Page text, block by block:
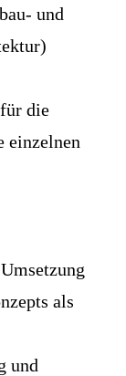
und
die
einzelnen
als
und